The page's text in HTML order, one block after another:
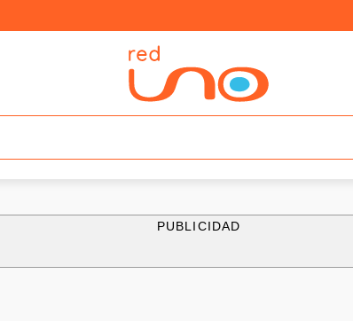
PUBLICIDAD